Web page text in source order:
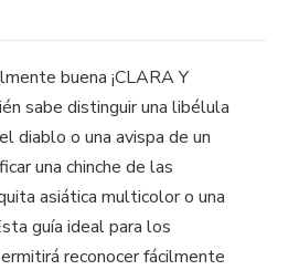
buena ¡CLARA Y
sabe distinguir una libélula
diablo o una avispa de un
una chinche de las
asiática multicolor o una
guía ideal para los
reconocer fácilmente